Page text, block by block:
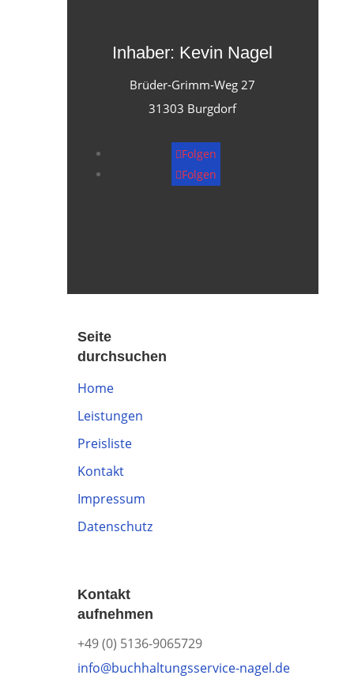
Inhaber: Kevin Nagel
Brüder-Grimm-Weg 27
31303 Burgdorf
Folgen
Folgen
Seite
durchsuchen
Home
Leistungen
Preisliste
Kontakt
Impressum
Datenschutz
Kontakt
aufnehmen
+49 (0) 5136-9065729
info@buchhaltungsservice-nagel.de